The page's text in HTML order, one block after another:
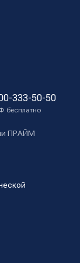
333-50-50
бесплатно
ПРАЙМ